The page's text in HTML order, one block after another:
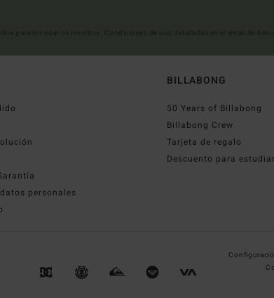
personales
BILLABONG
50 Years of Billabong
Billabong Crew
Tarjeta de regalo
Descuento para